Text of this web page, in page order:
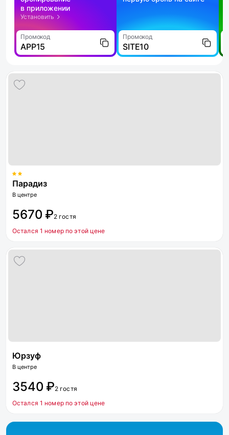
в приложении
Установить
Промокод
APP15
Промокод
SITE10
Парадиз
В центре
5670 ₽2 гостя
Остался 1 номер по этой цене
Юрзуф
В центре
3540 ₽2 гостя
Остался 1 номер по этой цене